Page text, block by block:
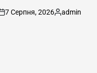
7 Серпня, 2026
Опубліковано
admin